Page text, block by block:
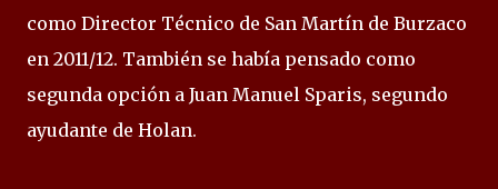
como Director Técnico de San Martín de Burzaco
en 2011/12. También se había pensado como
segunda opción a Juan Manuel Sparis, segundo
ayudante de Holan.